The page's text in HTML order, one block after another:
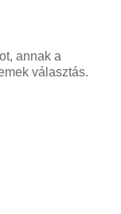
annak a
választás.